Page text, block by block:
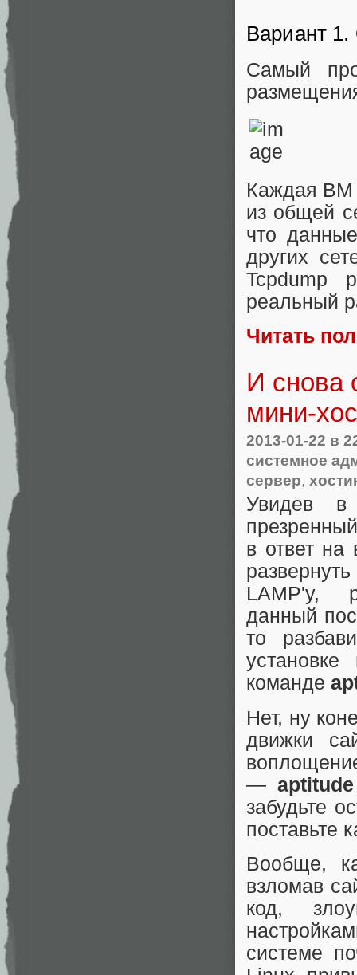
Вариант
Самый
Каждая ВМ
из общей
что
других
Tcpdump
реальный
Читать
И снова
мини-
2013-01-22 в
системное
сервер,
Увидев в
в ответ на
LAMP'у,
данный
то
команде
Нет, ну
движки
—
забудьте
поставьте
Вообще,
взломав
код,
системе